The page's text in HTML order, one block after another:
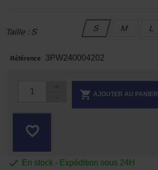
Taille : S S M L
Référence 3PW240004202
 AJOUTER AU PANIER
favorite_border
 En stock - Expédition sous 24H